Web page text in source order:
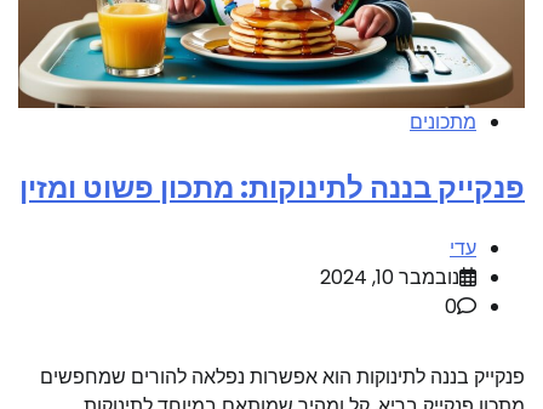
מתכונים
פנקייק בננה לתינוקות: מתכון פשוט ומזין
עדי
נובמבר 10, 2024
0
פנקייק בננה לתינוקות הוא אפשרות נפלאה להורים שמחפשים